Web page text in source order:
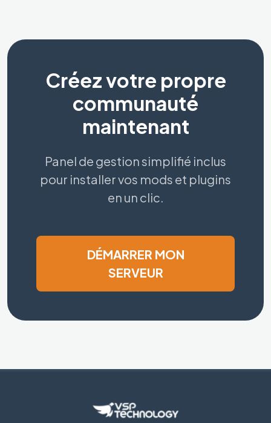
Créez votre propre
communauté
maintenant
Panel de gestion simplifié inclus
pour installer vos mods et plugins
en un clic.
DÉMARRER MON
SERVEUR